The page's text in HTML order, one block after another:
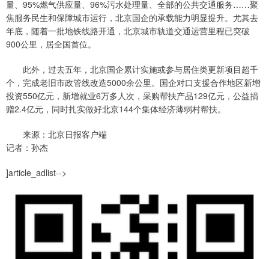
量、95%燃气供应量、96%污水处理量、全部的公共交通服务……聚
焦服务民生和保障城市运行，北京国企的承载能力明显提升。尤其去
年底，随着一批地铁线路开通，北京城市轨道交通运营里程已突破
900公里，居全国首位。
此外，过去五年，北京国企累计实施或参与居住类更新项目超千
个，完成老旧市政管线改造5000余公里。国企对口支援合作地区新增
投资550亿元，新增就业6万多人次，采购帮扶产品129亿元，公益捐
赠2.4亿元，同时扎实做好北京144个集体经济薄弱村帮扶。
来源：北京日报客户端
记者：孙杰
]article_adlist-->